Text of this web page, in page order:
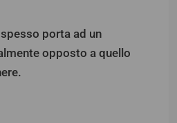
porta ad un
opposto a quello